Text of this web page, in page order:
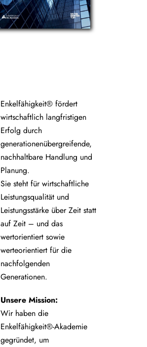
Enkelfähigkeit® fördert
wirtschaftlich langfristigen
Erfolg durch
generationenübergreifende,
nachhaltbare Handlung und
Planung.
Sie steht für wirtschaftliche
Leistungsqualität und
Leistungsstärke über Zeit statt
auf Zeit – und das
wertorientiert sowie
werteorientiert für die
nachfolgenden
Generationen.
Unsere Mission:
Wir haben die
Enkelfähigkeit®-Akademie
gegründet, um